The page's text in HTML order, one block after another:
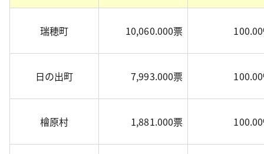
瑞穂町 10,060.000票
日の出町 7,993.000票
檜原村 1,881.000票